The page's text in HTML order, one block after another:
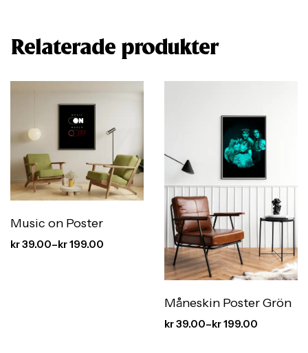
Relaterade produkter
Music on Poster
kr39.00–kr199.00
Måneskin Poster Grön
kr39.00–kr199.00